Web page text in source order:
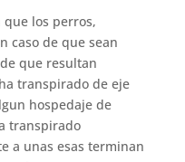
los perros,
caso de que sean
que resultan
transpirado de eje
hospedaje de
transpirado
a unas esas terminan